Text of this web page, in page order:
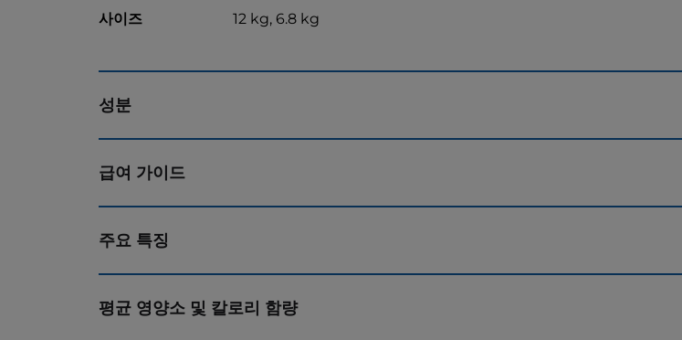
사이즈 12 kg, 6.8 kg
성분
급여 가이드
주요 특징
평균 영양소 및 칼로리 함량